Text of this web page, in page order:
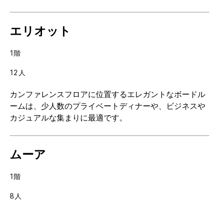
エリオット
カンファレンスフロアに位置するエレガントなボードル
ームは、少人数のプライベートディナーや、ビジネスや
カジュアルな集まりに最適です。
1階
12人
ムーア
1階
8人